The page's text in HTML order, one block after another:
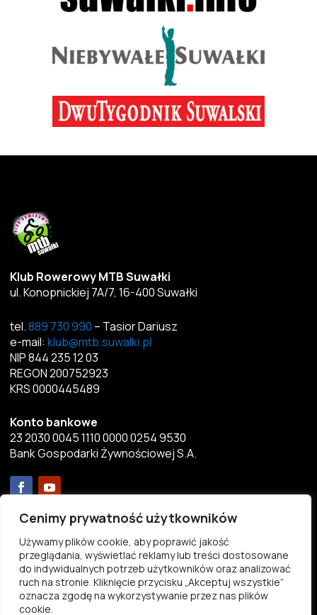
Cenimy prywatność użytkowników
Używamy plików cookie, aby poprawić jakość
przeglądania, wyświetlać reklamy lub treści dostosowane
do indywidualnych potrzeb użytkowników oraz analizować
ruch na stronie. Kliknięcie przycisku „Akceptuj wszystkie”
oznacza zgodę na wykorzystywanie przez nas plików
cookie.
Klub Rowerowy MTB Suwałki
ul. Konopnickiej 7A/7, 16-400 Suwałki
tel.889 730 990 – Tasior Dariusz
e-mail: klub@mtb.suwalki.pl
NIP 844 235 12 03
REGON 200752923
KRS 0000445489
Konto bankowe
23 2030 0045 1110 0000 0254 9530
Bank Gospodarki Żywnościowej S.A.
Menu
Aktualności
Przekaż 1%
Statut
Pliki do pobrania